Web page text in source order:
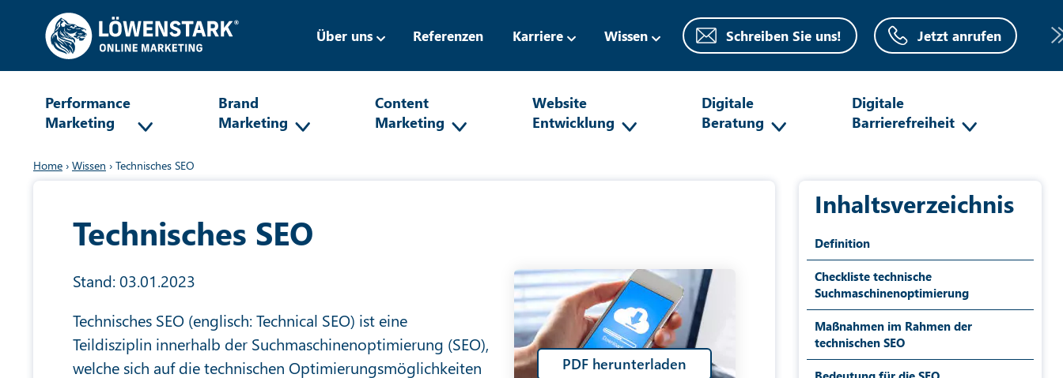
Über uns Referenzen Karriere Wissen Schreiben Sie uns! Jetzt anrufen
Performance
Marketing
Brand
Marketing
Content
Marketing
Website
Entwicklung
Digitale
Beratung
Digitale
Barrierefreiheit
Home › Wissen › Technisches SEO
Technisches SEO
PDF herunterladen
Stand: 03.01.2023
Technisches SEO (englisch: Technical SEO) ist eine
Teildisziplin innerhalb der Suchmaschinenoptimierung (SEO),
welche sich auf die technischen Optimierungsmöglichkeiten
Inhaltsverzeichnis
Definition
Checkliste technische
Suchmaschinenoptimierung
Maßnahmen im Rahmen der
technischen SEO